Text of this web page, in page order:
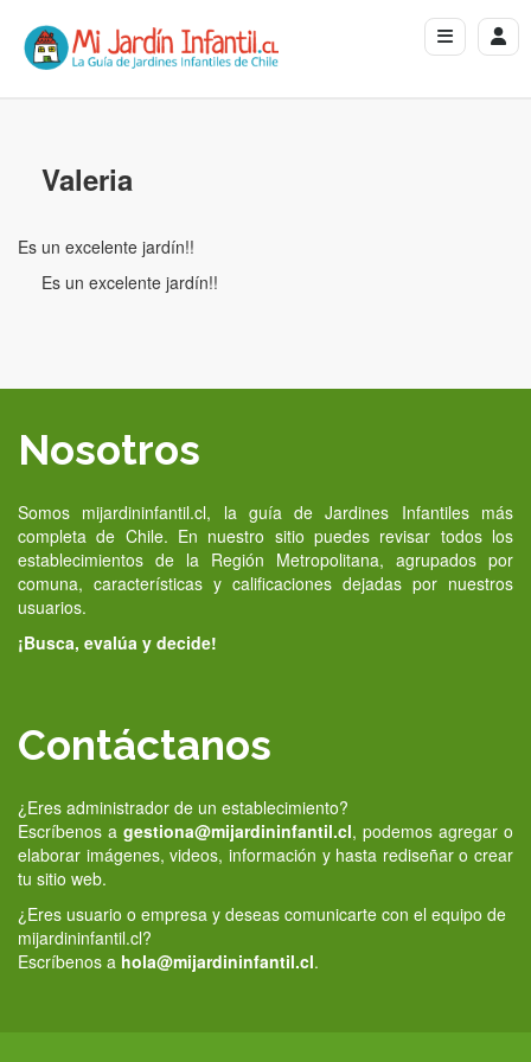
Valeria
Es un excelente jardín!!
Es un excelente jardín!!
Nosotros
Somos mijardininfantil.cl, la guía de Jardines Infantiles más
completa de Chile. En nuestro sitio puedes revisar todos los
establecimientos de la Región Metropolitana, agrupados por
comuna, características y calificaciones dejadas por nuestros
usuarios.
¡Busca, evalúa y decide!
Contáctanos
¿Eres administrador de un establecimiento?
Escríbenos a gestiona@mijardininfantil.cl, podemos agregar o
elaborar imágenes, videos, información y hasta rediseñar o crear
tu sitio web.
¿Eres usuario o empresa y deseas comunicarte con el equipo de
mijardininfantil.cl?
Escríbenos a hola@mijardininfantil.cl.